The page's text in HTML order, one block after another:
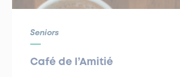
Seniors
Café de l’Amitié